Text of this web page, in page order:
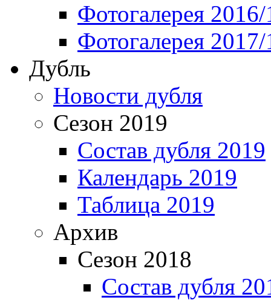
Фотогалерея
Фотогалерея
Дубль
Новости дубля
Сезон 2019
Состав дубля 2019
Календарь 2019
Таблица 2019
Архив
Сезон 2018
Состав дубля